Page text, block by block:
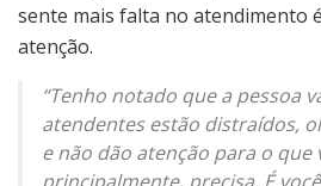
sente mais falta no atendimento
atenção.
“Tenho notado que a pessoa
atendentes estão distraídos,
e não dão atenção para o que